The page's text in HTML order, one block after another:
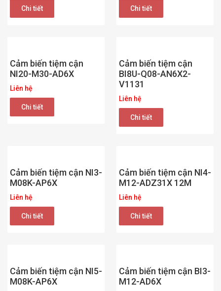
Chi tiết Chi tiết
Cảm biến tiệm cận
NI20-M30-AD6X
Liên hệ
Chi tiết
Cảm biến tiệm cận
BI8U-Q08-AN6X2-
V1131
Liên hệ
Chi tiết
Cảm biến tiệm cận NI3-
M08K-AP6X
Liên hệ
Chi tiết
Cảm biến tiệm cận NI4-
M12-ADZ31X 12M
Liên hệ
Chi tiết
Cảm biến tiệm cận NI5-
M08K-AP6X
Cảm biến tiệm cận BI3-
M12-AD6X